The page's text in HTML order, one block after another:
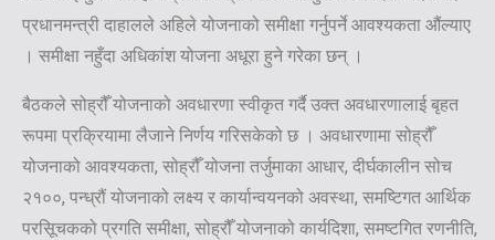
प्रधानमन्त्री दाहालले अहिले योजनाको समीक्षा गर्नुपर्ने आवश्यकता औंल्याए
। समीक्षा नहुँदा अधिकांश योजना अधूरा हुने गरेका छन् ।
बैठकले सोह्रौँ योजनाको अवधारणा स्वीकृत गर्दै उक्त अवधारणालाई बृहत
रूपमा प्रक्रियामा लैजाने निर्णय गरिसकेको छ । अवधारणामा सोह्रौँ
योजनाको आवश्यकता, सोह्रौँ योजना तर्जुमाका आधार, दीर्घकालीन सोच
२१००, पन्ध्रौं योजनाको लक्ष्य र कार्यान्वयनको अवस्था, समष्टिगत आर्थिक
परसिूचकको प्रगति समीक्षा, सोह्रौँ योजनाको कार्यदिशा, समष्टगित रणनीति,